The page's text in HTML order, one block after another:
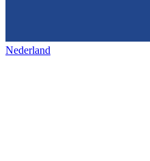
Nederland